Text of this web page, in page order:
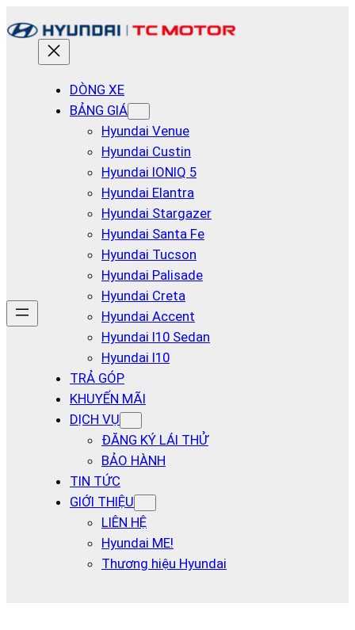
đến
DÒNG XE
BẢNG GIÁ
Hyundai Venue
Hyundai Custin
Hyundai IONIQ 5
Hyundai Elantra
Hyundai Stargazer
Hyundai Santa Fe
Hyundai Tucson
Hyundai Palisade
Hyundai Creta
Hyundai Accent
Hyundai I10 Sedan
Hyundai I10
TRẢ GÓP
KHUYẾN MÃI
DỊCH VỤ
ĐĂNG KÝ LÁI THỬ
BẢO HÀNH
TIN TỨC
GIỚI THIỆU
LIÊN HỆ
Hyundai ME!
Thương hiệu Hyundai